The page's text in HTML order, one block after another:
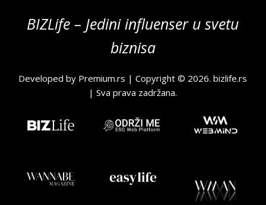
BIZLife – Jedini influenser u svetu
biznisa
Developed by Premium.rs | Copyright © 2026.bizlife.rs
| Sva prava zadržana.